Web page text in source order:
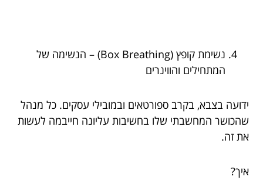
נשימת קופץ (Box Breathing) – הנשימה של
המתחילים והווינרים
ידועה בצבא, בקרב ספורטאים ובמובילי עסקים. כל מנהל
שהכושר המחשבתי שלו בחשיבות עליונה חייבמה לעשות
את זה.
איך?